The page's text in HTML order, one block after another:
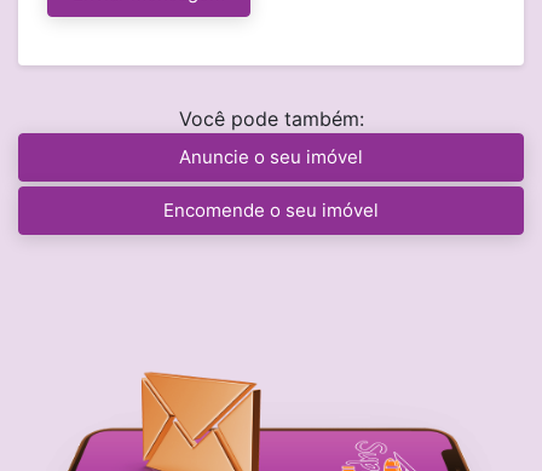
Você pode também:
Anuncie o seu imóvel
Encomende o seu imóvel